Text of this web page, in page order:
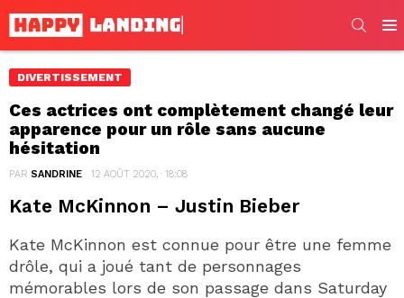
DIVERTISSEMENT
Ces actrices ont complètement changé leur
apparence pour un rôle sans aucune
hésitation
PAR SANDRINE 12 AOÛT 2020, · 18:08
Kate McKinnon – Justin Bieber
Kate McKinnon est connue pour être une femme
drôle, qui a joué tant de personnages
mémorables lors de son passage dans Saturday